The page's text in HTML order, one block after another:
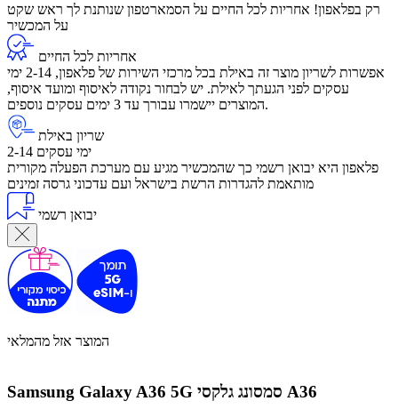
רק בפלאפון! אחריות לכל החיים על הסמארטפון שנותנת לך ראש שקט
על המכשיר
אחריות לכל החיים
אפשרות לשריון מוצר זה באילת בכל מרכזי השירות של פלאפון, 2-14 ימי
עסקים לפני הגעתך לאילת. יש לבחור נקודה לאיסוף ומועד איסוף,
המוצרים יישמרו עבורך עד 3 ימים עסקים נוספים.
שריון באילת
2-14 ימי עסקים
פלאפון היא יבואן רשמי כך שהמכשיר מגיע עם מערכת הפעלה מקורית
מותאמת להגדרות הרשת בישראל ועם עדכוני גרסה זמינים
יבואן רשמי
המוצר אזל מהמלאי
Samsung Galaxy A36 5G סמסונג גלקסי A36